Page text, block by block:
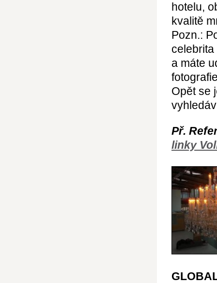
hotelu,
kvalitě
Pozn.:
celebrita
a máte
Opět se
Př.
linky